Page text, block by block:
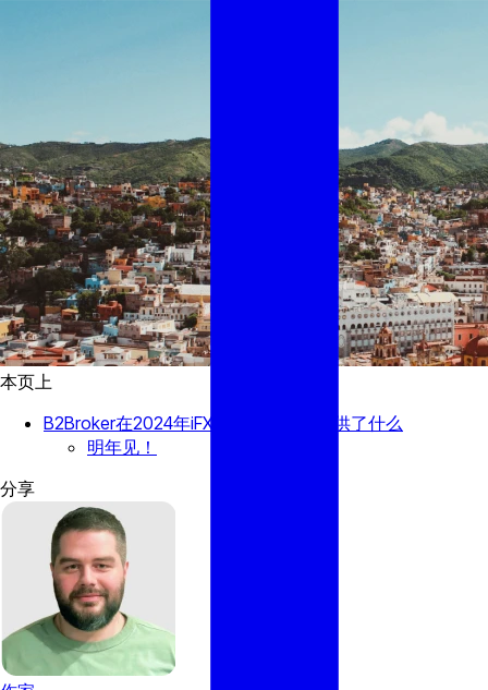
本页上
B2Broker在2024年iFX Expo LATAM提供了什么
明年见！
分享